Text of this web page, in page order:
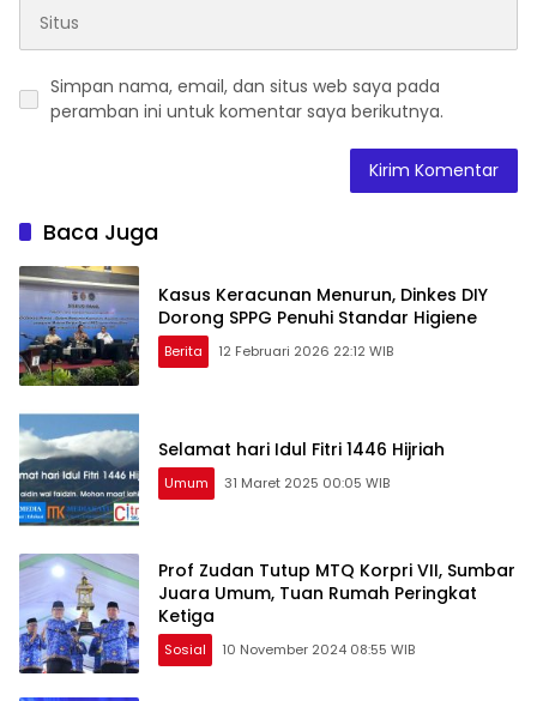
Simpan nama, email, dan situs web saya pada
peramban ini untuk komentar saya berikutnya.
Baca Juga
Kasus Keracunan Menurun, Dinkes DIY
Dorong SPPG Penuhi Standar Higiene
Berita 12 Februari 2026 22:12 WIB
Selamat hari Idul Fitri 1446 Hijriah
Umum 31 Maret 2025 00:05 WIB
Prof Zudan Tutup MTQ Korpri VII, Sumbar
Juara Umum, Tuan Rumah Peringkat
Ketiga
Sosial 10 November 2024 08:55 WIB